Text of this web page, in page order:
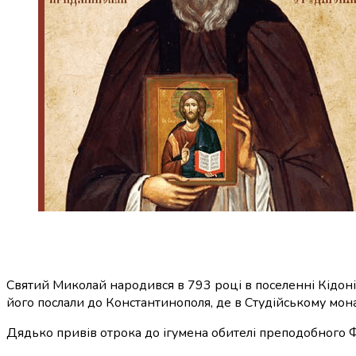
Святий Миколай народився в 793 році в поселенні
його послали до Константинополя, де в Студійському
Дядько привів отрока до ігумена обителі